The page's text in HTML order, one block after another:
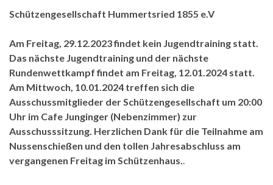
Schützengesellschaft Hummertsried 1855 e.V
Am Freitag, 29.12.2023 findet kein Jugendtraining statt.
Das nächste Jugendtraining und der nächste
Rundenwettkampf findet am Freitag, 12.01.2024 statt.
Am Mittwoch, 10.01.2024 treffen sich die
Ausschussmitglieder der Schützengesellschaft um 20:00
Uhr im Cafe Junginger (Nebenzimmer) zur
Ausschusssitzung. Herzlichen Dank für die Teilnahme am
Nussenschießen und den tollen Jahresabschluss am
vergangenen Freitag im Schützenhaus..